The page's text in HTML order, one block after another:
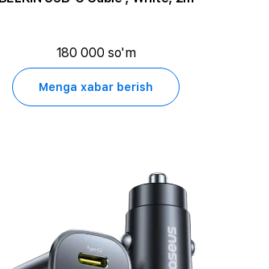
180 000 so'm
Menga xabar berish